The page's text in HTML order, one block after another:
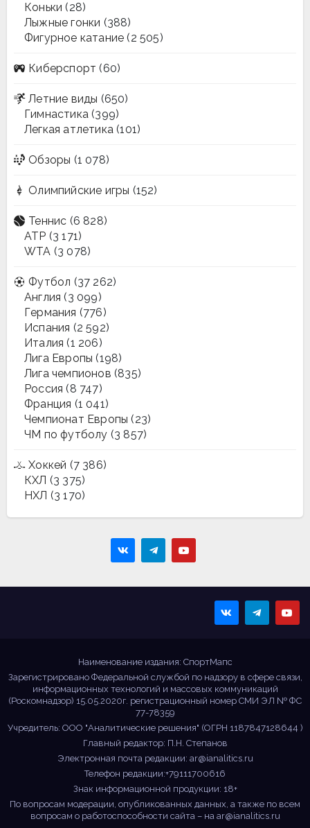
Коньки (28)
Лыжные гонки (388)
Фигурное катание (2 505)
Киберспорт (60)
Летние виды (650)
Гимнастика (399)
Легкая атлетика (101)
Обзоры (1 078)
Олимпийские игры (152)
Теннис (6 828)
ATP (3 171)
WTA (3 078)
Футбол (37 262)
Англия (3 099)
Германия (776)
Испания (2 592)
Италия (1 206)
Лига Европы (198)
Лига чемпионов (835)
Россия (8 747)
Франция (1 041)
Чемпионат Европы (23)
ЧМ по футболу (3 857)
Хоккей (7 386)
КХЛ (3 375)
НХЛ (3 170)
Наименование издания: СпортМапс
Зарегистрировано Федеральной службой по надзору в сфере связи,
информационных технологий и массовых коммуникаций
(Роскомнадзор) 15.05.2020г. регистрационный номер СМИ ЭЛ № ФС
77-78359
Учредитель: ООО "Аналитические решения" (ОГРН 1187847128644 )
Главный редактор: П.Н. Степанов
Электронная почта редакции: ar@ianalitics.ru
Телефон редакции:+79111700616
Знак информационной продукции: 18+
По вопросам модерации, опубликованных данных, а также по всем
вопросам о работоспособности сайта – на ar@ianalitics.ru